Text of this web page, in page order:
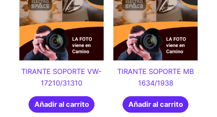
TIRANTE SOPORTE VW-
17210/31310
Añadir al carrito
TIRANTE SOPORTE MB
1634/1938
Añadir al carrito